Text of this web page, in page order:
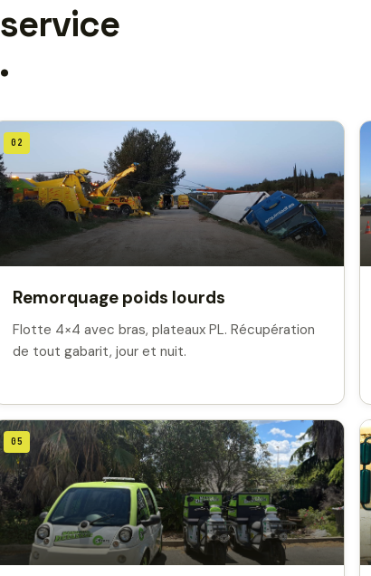
02
Remorquage poids lourds
Flotte 4×4 avec bras, plateaux PL. Récupération
de tout gabarit, jour et nuit.
05